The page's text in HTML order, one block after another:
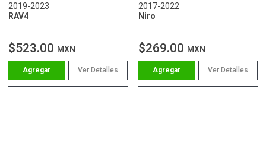
2019-2023
RAV4
$523.00 MXN
Ver Detalles
2017-2022
Niro
$269.00 MXN
Ver Detalles